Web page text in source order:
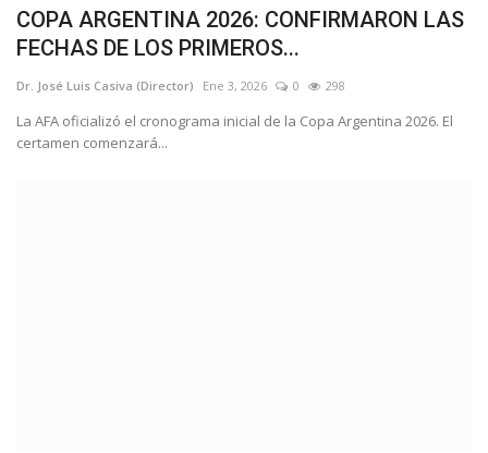
COPA ARGENTINA 2026: CONFIRMARON LAS
FECHAS DE LOS PRIMEROS...
Dr. José Luis Casiva (Director) Ene 3, 2026 0 298
La AFA oficializó el cronograma inicial de la Copa Argentina 2026. El
certamen comenzará...